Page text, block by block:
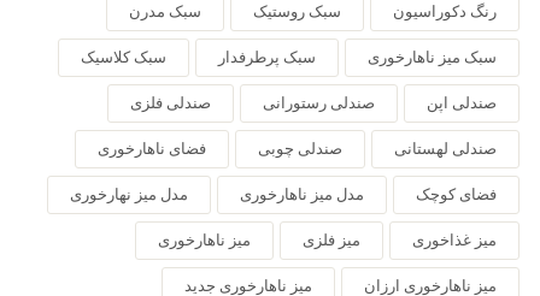
رنگ دکوراسیون سبک روستیک سبک مدرن
سبک میز ناهارخوری سبک پرطرفدار سبک کلاسیک
صندلی اپن صندلی رستورانی صندلی فلزی
صندلی لهستانی صندلی چوبی فضای ناهارخوری
فضای کوچک مدل میز ناهارخوری مدل میز نهارخوری
میز غذاخوری میز فلزی میز ناهارخوری
میز ناهارخوری ارزان میز ناهارخوری جدید